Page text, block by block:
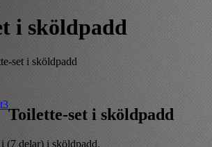
i sköldpadd
set i sköldpadd
Toilette-set i sköldpadd
(7 delar) i sköldpadd.